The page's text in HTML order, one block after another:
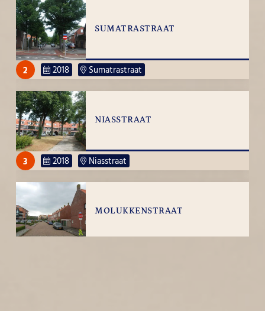
SUMATRASTRAAT
2 2018 Sumatrastraat
NIASSTRAAT
3 2018 Niasstraat
MOLUKKENSTRAAT